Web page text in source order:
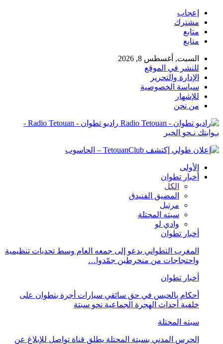
إعجاب
مشترك
متابع
متابع
السبت, أغسطس 8, 2026
للنشر في الموقع
الإدارة والتحرير
سياسة الخصوصية
للإشهار
من نحن
راديو تطوان - Radio Tetouan -
بـوابتك نـحو الخبر
الأولى
أخبار تطوان
الكل
المضيق الفنيدق
مرتيل
سبته المحتلة
وادي لو
أخبار تطوان
المغرب التطواني يدعو إلى جمعه العام وسط تحديات تنظيمية
واحتجاجات من منخرطين جمّدوا…
أخبار تطوان
أحكام بالحبس في حق سائقي سيارات أجرة بتطوان على
خلفية أحداث الهجرة الجماعية نحو سبتة
سبته المحتلة
الحرس المدني بسبتة المحتلة يطلق قناة تواصل للإبلاغ عن